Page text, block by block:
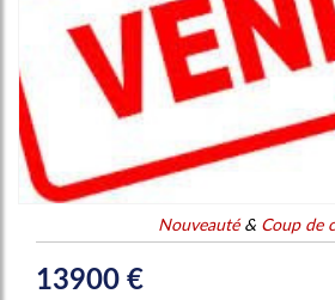
Nouveauté& Coup de
13900 €